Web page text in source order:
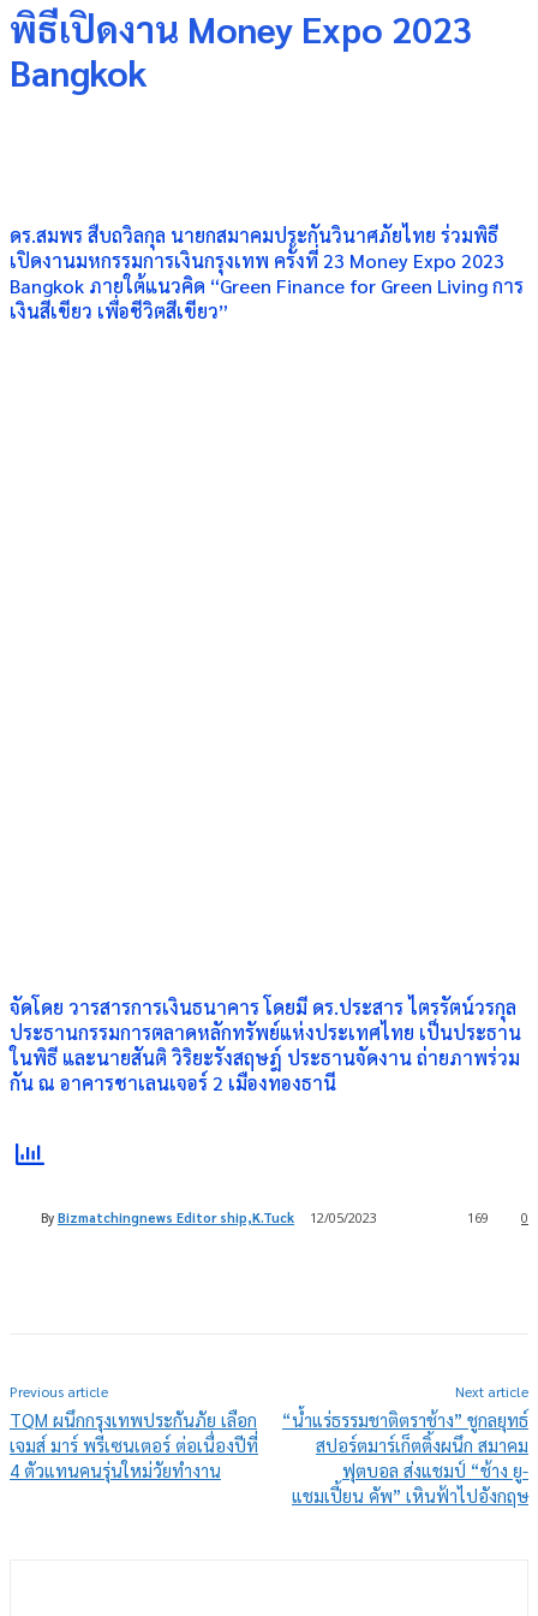
พิธีเปิดงาน Money Expo 2023
Bangkok
ดร.สมพร สืบถวิลกุล นายกสมาคมประกันวินาศภัยไทย ร่วมพิธี
เปิดงานมหกรรมการเงินกรุงเทพ ครั้งที่ 23 Money Expo 2023
Bangkok ภายใต้แนวคิด “Green Finance for Green Living การ
เงินสีเขียว เพื่อชีวิตสีเขียว”
จัดโดย วารสารการเงินธนาคาร โดยมี ดร.ประสาร ไตรรัตน์วรกุล
ประธานกรรมการตลาดหลักทรัพย์แห่งประเทศไทย เป็นประธาน
ในพิธี และนายสันติ วิริยะรังสฤษฎ์ ประธานจัดงาน ถ่ายภาพร่วม
กัน ณ อาคารชาเลนเจอร์ 2 เมืองทองธานี
By Bizmatchingnews Editor ship,K.Tuck 12/05/2023 0
169
Previous article
TQM ผนึกกรุงเทพประกันภัย เลือก
เจมส์ มาร์ พรีเซนเตอร์ ต่อเนื่องปีที่
4 ตัวแทนคนรุ่นใหม่วัยทำงาน
Next article
“น้ำแร่ธรรมชาติตราช้าง” ชูกลยุทธ์
สปอร์ตมาร์เก็ตติ้งผนึก สมาคม
ฟุตบอล ส่งแชมป์ “ช้าง ยู-
แชมเปี้ยน คัพ” เหินฟ้าไปอังกฤษ